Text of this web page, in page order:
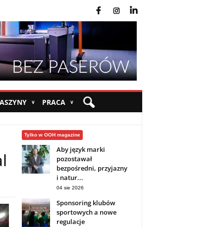
∨ PRACA ∨
Tylko w OOH magazine
Aby język marki
pozostawał
bezpośredni, przyjazny
i natur...
04 sie 2026
Sponsoring klubów
sportowych a nowe
regulacje